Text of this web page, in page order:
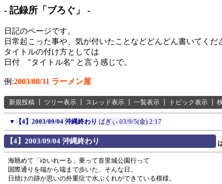
- 記録所「ブろぐ」 -
日記のページです。
日常起こった事や、気が付いたことなどどんどん書いてくだ
タイトルの付け方としては
日付 "タイトル名" と言う感じで。
例:2003/08/31 ラーメン屋
新規投稿 ツリー表示 スレッド表示 一覧表示 トピック表示
▼ 【4】2003/09/04 沖縄終わり ばぎぃ 03/9/5(金) 2:17
【4】2003/09/04 沖縄終わり
海眺めて「ゆいれーる」乗って首里城公園行って
国際通りを端から端まで歩いた、そんな日。
日焼けの跡が思いの外重症で水ぶくれができている模様。